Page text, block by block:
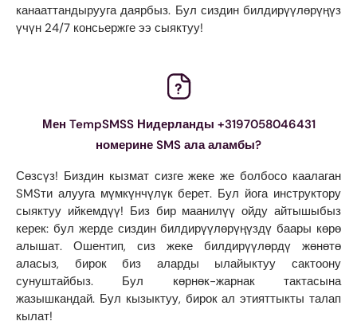
канааттандырууга даярбыз. Бул сиздин билдирүүлөрүңүз
үчүн 24/7 консьержге ээ сыяктуу!
Мен TempSMSS Нидерланды +3197058046431
номерине SMS ала аламбы?
Сөзсүз! Биздин кызмат сизге жеке же болбосо каалаган
SMSти алууга мүмкүнчүлүк берет. Бул йога инструктору
сыяктуу ийкемдүү! Биз бир маанилүү ойду айтышыбыз
керек: бул жерде сиздин билдирүүлөрүңүздү баары көрө
алышат. Ошентип, сиз жеке билдирүүлөрдү жөнөтө
аласыз, бирок биз аларды ылайыктуу сактоону
сунуштайбыз. Бул көрнөк-жарнак тактасына
жазышкандай. Бул кызыктуу, бирок ал этияттыкты талап
кылат!